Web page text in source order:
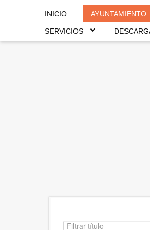
INICIO AYUNTAMIENTO
SERVICIOS